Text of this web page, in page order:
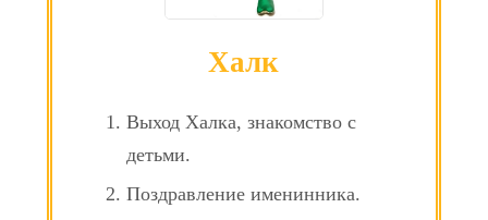
Халк
Выход Халка, знакомство с
детьми.
Поздравление именинника.